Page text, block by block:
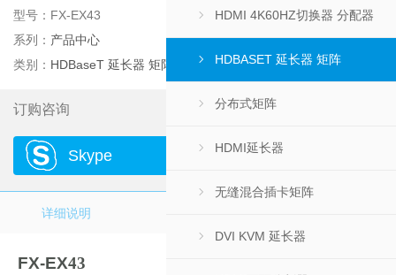
型号：FX-EX43
系列： 产品中心
类别： HDBaseT 延长器 矩阵
订购咨询
Skype Email
详细说明
FX-EX43
HDMI 4K60HZ切换器 分配器
HDBASET 延长器 矩阵
分布式矩阵
HDMI延长器
无缝混合插卡矩阵
DVI KVM 延长器